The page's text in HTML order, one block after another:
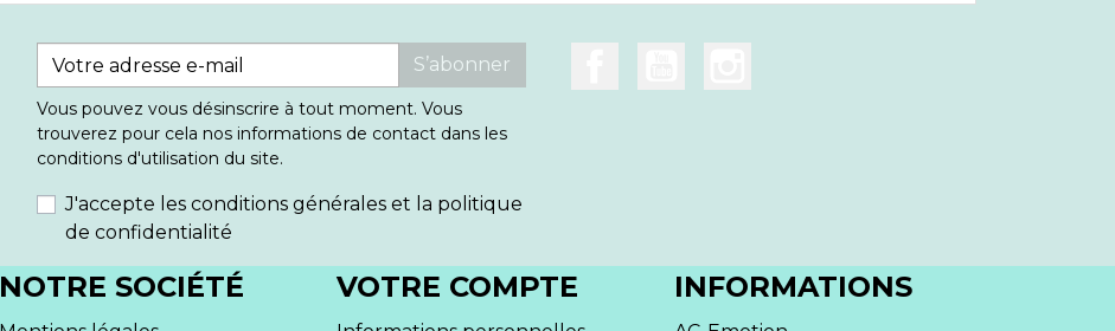
S’abonner
Vous pouvez vous désinscrire à tout moment. Vous
trouverez pour cela nos informations de contact dans les
conditions d'utilisation du site.
J'accepte les conditions générales et la politique
de confidentialité
NOTRE SOCIÉTÉ VOTRE COMPTE INFORMATIONS